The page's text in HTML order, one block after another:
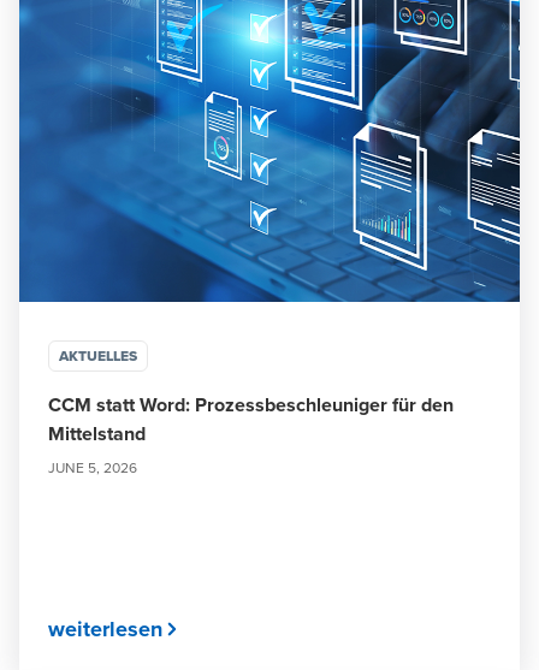
AKTUELLES
CCM statt Word: Prozessbeschleuniger für den
Mittelstand
JUNE 5, 2026
weiterlesen